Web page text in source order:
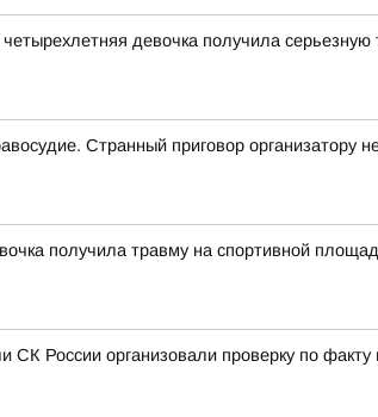
девочка получила
Странный приговор организатору
получила травму на спортивной
СК России организовали проверку по